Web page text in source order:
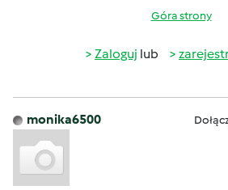
Góra strony
Zaloguj lub
monika6500